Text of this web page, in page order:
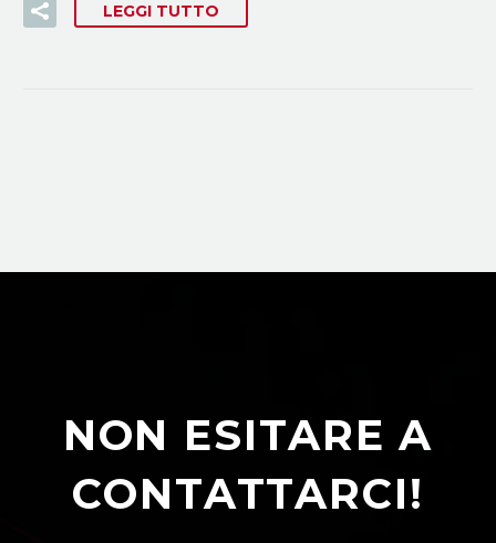
LEGGI TUTTO
NON ESITARE A
CONTATTARCI!